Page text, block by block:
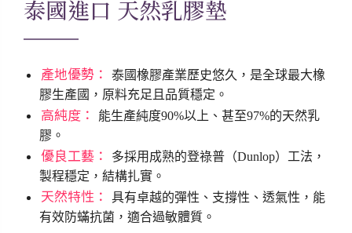
泰國進口 天然乳膠墊
產地優勢：
泰國橡膠產業歷史悠久，是全球最大橡
膠生產國，原料充足且品質穩定。
高純度：
能生產純度90%以上、甚至97%的天然乳
膠。
優良工藝：
多採用成熟的登祿普（Dunlop）工法，
製程穩定，結構扎實。
天然特性：
具有卓越的彈性、支撐性、透氣性，能
有效防蟎抗菌，適合過敏體質。